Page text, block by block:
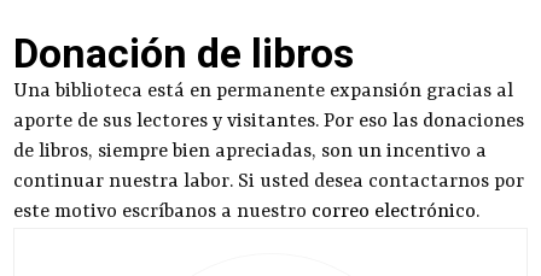
Donación de libros
Una biblioteca está en permanente expansión gracias al
aporte de sus lectores y visitantes. Por eso las donaciones
de libros, siempre bien apreciadas, son un incentivo a
continuar nuestra labor. Si usted desea contactarnos por
este motivo escríbanos a nuestro correo electrónico.